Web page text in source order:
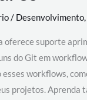
/ Desenvolvimento,
oferece suporte
do Git em
esses workflows,
projetos. Aprenda